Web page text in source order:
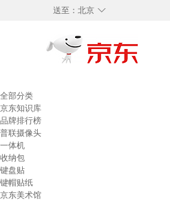
◇
送至： 北京
全部分类
京东知识库
品牌排行榜
普联摄像头
一体机
收纳包
键盘贴
键帽贴纸
京东美术馆